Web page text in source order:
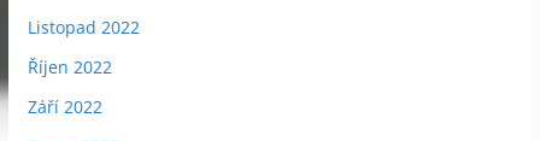
Listopad 2022
Říjen 2022
Září 2022